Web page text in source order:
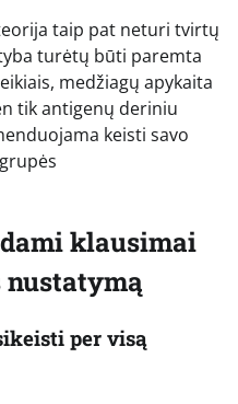
taip pat neturi tvirtų
turėtų būti paremta
medžiagų apykaita
tik antigenų deriniu
keisti savo
klausimai
nustatymą
per visą